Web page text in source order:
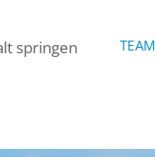
springen TEAM